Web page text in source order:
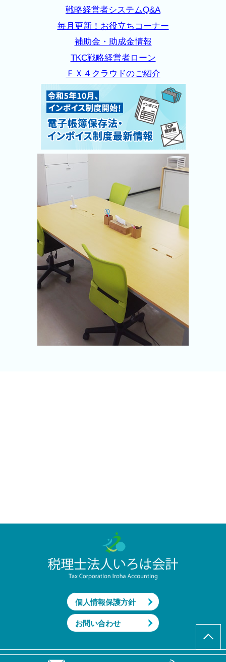
戦略経営者システムQ&A
毎月更新！お役立ちコーナー
補助金・助成金情報
TKC戦略経営者ローン
ＦＸ４クラウドのご紹介
個人情報保護方針
お問い合わせ